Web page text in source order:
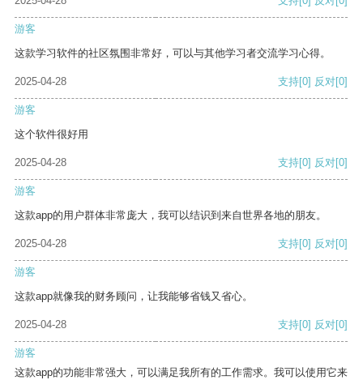
游客
这款学习软件的社区氛围非常好，可以与其他学习者交流学习心得。
2025-04-28 支持[0] 反对[0]
游客
这个软件很好用
2025-04-28 支持[0] 反对[0]
游客
这款app的用户群体非常庞大，我可以结识到来自世界各地的朋友。
2025-04-28 支持[0] 反对[0]
游客
这款app就像我的财务顾问，让我能够省钱又省心。
2025-04-28 支持[0] 反对[0]
游客
这款app的功能非常强大，可以满足我所有的工作需求。我可以使用它来